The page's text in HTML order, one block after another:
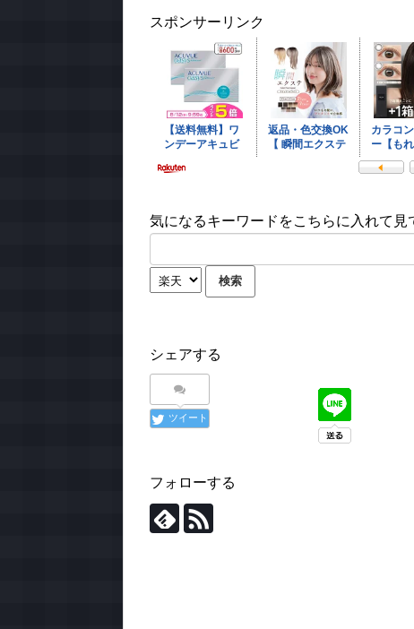
スポンサーリンク
気になるキーワードをこちらに入れて見
シェアする
ツイート
フォローする